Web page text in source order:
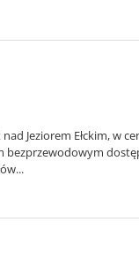
Jeziorem Ełckim, w
bezprzewodowym